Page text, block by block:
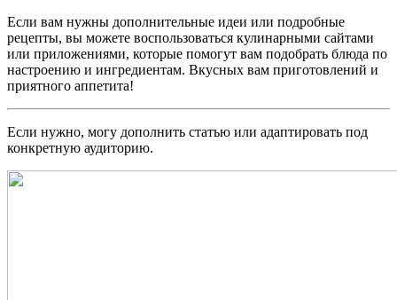
Если вам нужны дополнительные идеи или подробные
рецепты, вы можете воспользоваться кулинарными сайтами
или приложениями, которые помогут вам подобрать блюда по
настроению и ингредиентам. Вкусных вам приготовлений и
приятного аппетита!
Если нужно, могу дополнить статью или адаптировать под
конкретную аудиторию.